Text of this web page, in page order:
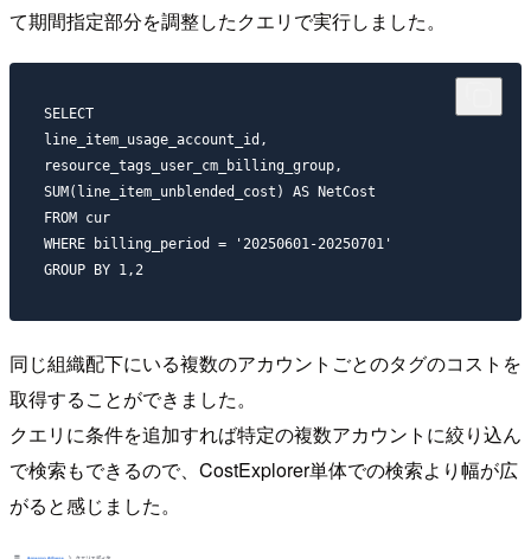
て期間指定部分を調整したクエリで実行しました。
SELECT
line_item_usage_account_id,
resource_tags_user_cm_billing_group,
SUM(line_item_unblended_cost) AS NetCost
FROM cur
WHERE billing_period = '20250601-20250701'
GROUP BY 1,2
同じ組織配下にいる複数のアカウントごとのタグのコストを
取得することができました。
クエリに条件を追加すれば特定の複数アカウントに絞り込ん
で検索もできるので、CostExplorer単体での検索より幅が広
がると感じました。